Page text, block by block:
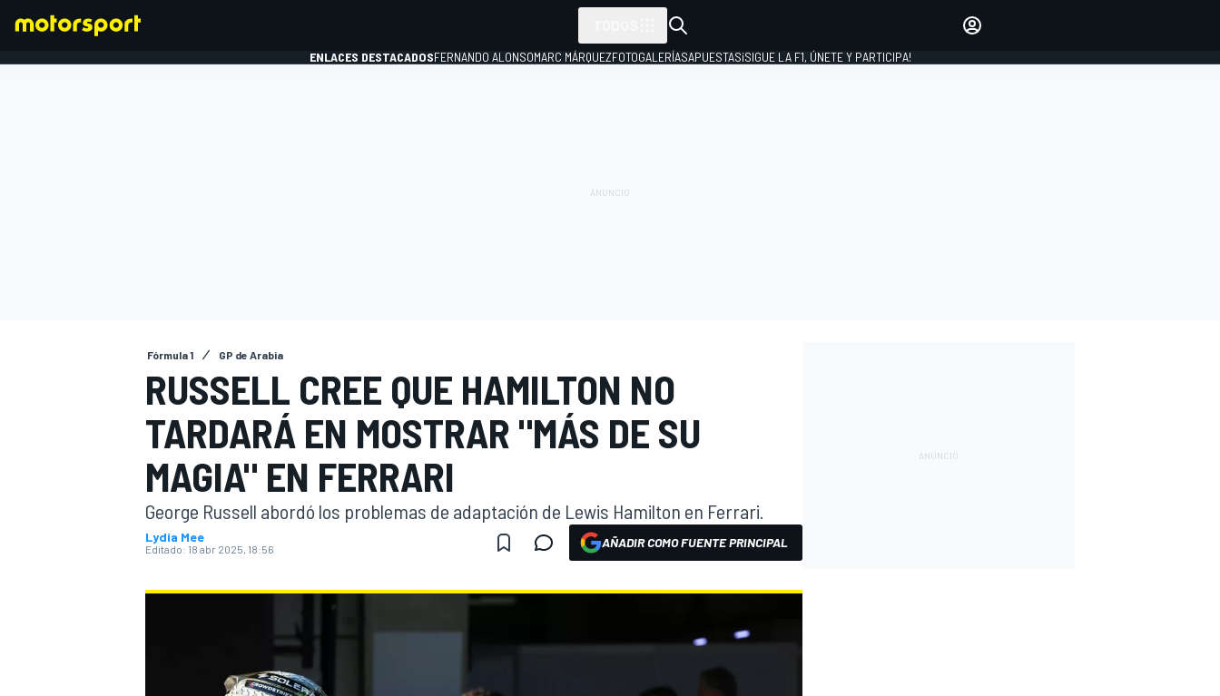
ENLACES DESTACADOSFERNANDO ALONSOMARC MÁRQUEZFOTOGALERÍASAPUESTAS¡SIGUE LA F1, ÚNETE Y PARTICIPA!
Fórmula 1 GP de Arabia
RUSSELL CREE QUE HAMILTON NO
TARDARÁ EN MOSTRAR "MÁS DE SU
MAGIA" EN FERRARI
George Russell abordó los problemas de adaptación de Lewis Hamilton en Ferrari.
Lydia Mee
Editado: 18 abr 2025, 18:56 AÑADIR COMO FUENTE PRINCIPAL